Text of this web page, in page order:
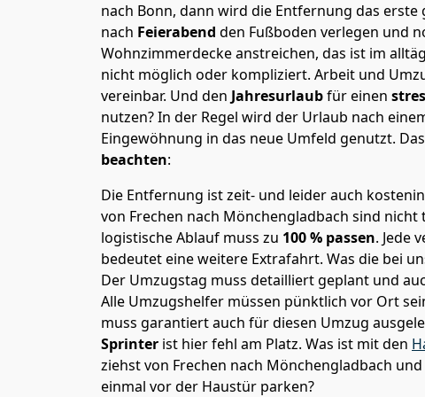
nach Bonn, dann wird die Entfernung das erste
nach Feierabend den Fußboden verlegen und
Wohnzimmerdecke anstreichen, das ist im
nicht möglich oder kompliziert. Arbeit und
vereinbar. Und den Jahresurlaubfür einen
nutzen? In der Regel wird der Urlaub nach
Eingewöhnung in das neue Umfeld genutzt.
beachten:
Die Entfernung ist zeit- und leider auch
von Frechen nach Mönchen­gladbach sind nicht
logistische Ablauf muss zu 100 % passen. Jede
bedeutet eine weitere Extrafahrt. Was die bei
Der Umzugstag muss detailliert geplant und
Alle Umzugshelfer müssen pünktlich vor Ort
muss garantiert auch für diesen Umzug
Sprinter ist hier fehl am Platz. Was ist mit den
ziehst von Frechen nach Mönchen­gladbach
einmal vor der Haustür parken?